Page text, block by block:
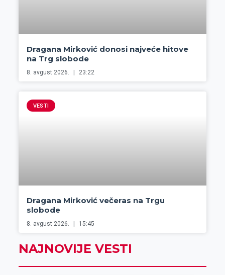
Dragana Mirković donosi najveće hitove
na Trg slobode
8. avgust 2026. 23:22
VESTI
Dragana Mirković večeras na Trgu
slobode
8. avgust 2026. 15:45
NAJNOVIJE VESTI